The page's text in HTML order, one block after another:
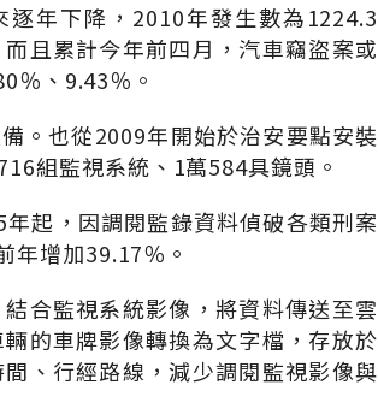
年下降，2010年發生數為1224.3
且累計今年前四月，汽車竊盜案或
％、9.43％。
。也從2009年開始於治安要點安裝
組監視系統、1萬584具鏡頭。
起，因調閱監錄資料偵破各類刑案
年增加39.17％。
合監視系統影像，將資料傳送至雲
的車牌影像轉換為文字檔，存放於
、行經路線，減少調閱監視影像與